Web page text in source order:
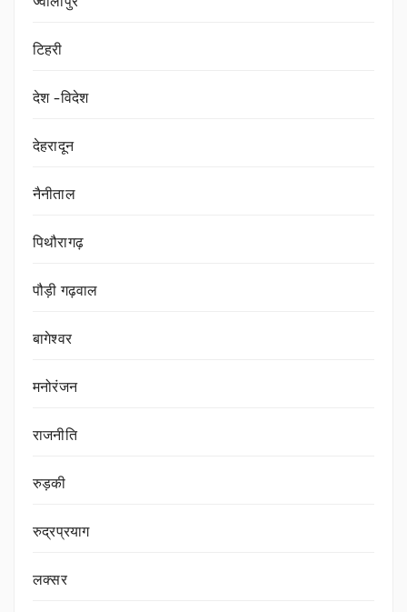
टिहरी
देश -विदेश
देहरादून
नैनीताल
पिथौरागढ़
पौड़ी गढ़वाल
बागेश्वर
मनोरंजन
राजनीति
रुड़की
रुद्रप्रयाग
लक्सर